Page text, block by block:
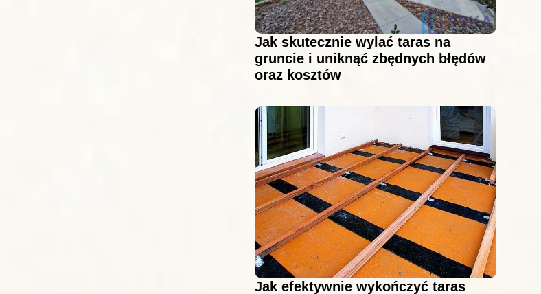
Jak skutecznie wylać taras na
gruncie i uniknąć zbędnych błędów
oraz kosztów
Jak efektywnie wykończyć taras